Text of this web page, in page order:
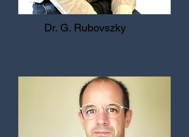
Dr. G. Rubovszky